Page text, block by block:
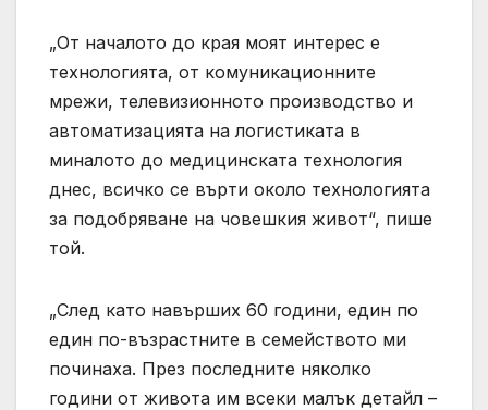
„От началото до края моят интерес е
технологията, от комуникационните
мрежи, телевизионното производство и
автоматизацията на логистиката в
миналото до медицинската технология
днес, всичко се върти около технологията
за подобряване на човешкия живот“, пише
той.
„След като навърших 60 години, един по
един по-възрастните в семейството ми
починаха. През последните няколко
години от живота им всеки малък детайл –